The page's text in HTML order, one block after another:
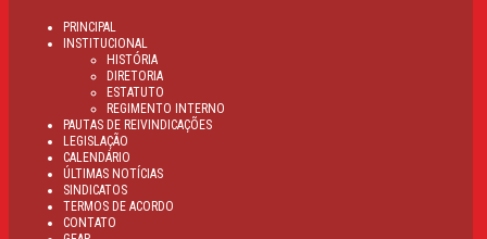
PRINCIPAL
INSTITUCIONAL
HISTÓRIA
DIRETORIA
ESTATUTO
REGIMENTO INTERNO
PAUTAS DE REIVINDICAÇÕES
LEGISLAÇÃO
CALENDÁRIO
ÚLTIMAS NOTÍCIAS
SINDICATOS
TERMOS DE ACORDO
CONTATO